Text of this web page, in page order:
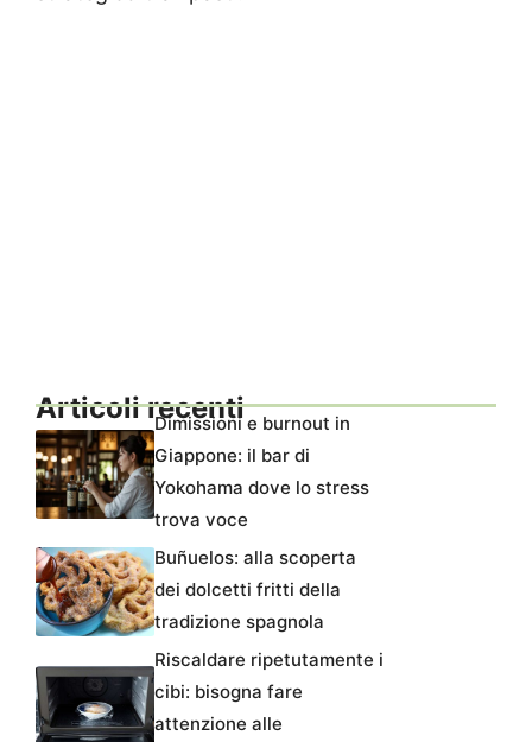
Articoli recentiDimissioni e burnout in
Giappone: il bar di
Yokohama dove lo stress
trova voce
Buñuelos: alla scoperta
dei dolcetti fritti della
tradizione spagnola
Riscaldare ripetutamente i
cibi: bisogna fare
attenzione alle